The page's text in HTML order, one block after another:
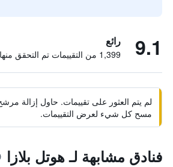
9.1 رائع
1,399 من التقييمات تم التحقق منها
لم يتم العثور على تقييمات. حاول إزالة
مسح كل شيء لعرض التقييمات.
فنادق مشابهة لـ هوتل بلازا